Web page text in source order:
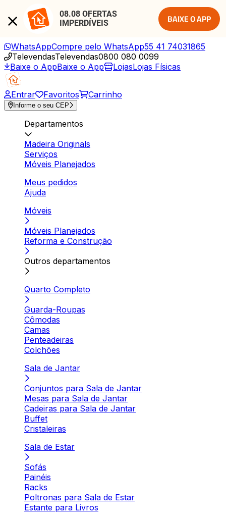
08.08 OFERTAS
IMPERDÍVEIS
BAIXE O APP
WhatsAppCompre pelo WhatsApp55 41 74031865
TelevendasTelevendas0800 080 0099
Baixe o AppBaixe o App LojasLojas Físicas
Entrar Favoritos Carrinho
Informe o seu CEP
Departamentos
Madeira Originals
Serviços
Móveis Planejados
Meus pedidos
Ajuda
Móveis
Móveis Planejados
Reforma e Construção
Outros departamentos
Quarto Completo
Guarda-Roupas
Cômodas
Camas
Penteadeiras
Colchões
Sala de Jantar
Conjuntos para Sala de Jantar
Mesas para Sala de Jantar
Cadeiras para Sala de Jantar
Buffet
Cristaleiras
Sala de Estar
Sofás
Painéis
Racks
Poltronas para Sala de Estar
Estante para Livros